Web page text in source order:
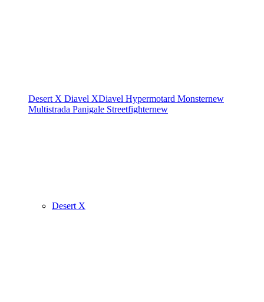
Desert X Diavel XDiavel Hypermotard Monsternew
Multistrada Panigale Streetfighternew
Desert X